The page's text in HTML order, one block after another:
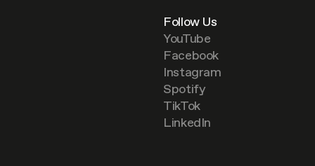
Follow Us
YouTube
Facebook
Instagram
Spotify
TikTok
LinkedIn